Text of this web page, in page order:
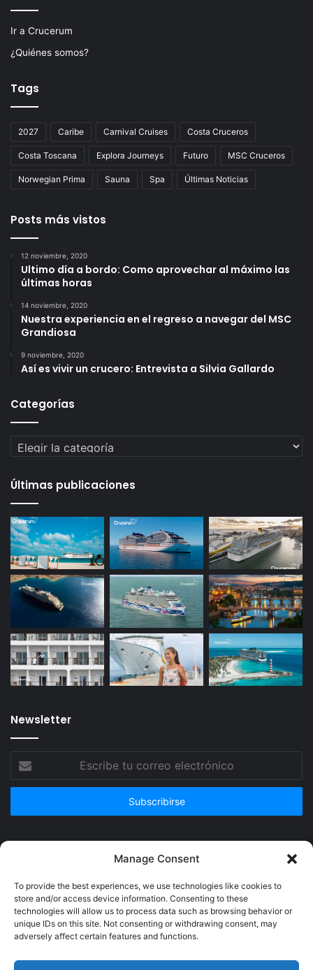
Manage Consent
To provide the best experiences, we use technologies like cookies to
store and/or access device information. Consenting to these
technologies will allow us to process data such as browsing behavior or
unique IDs on this site. Not consenting or withdrawing consent, may
adversely affect certain features and functions.
Ir a Crucerum
¿Quiénes somos?
Tags
2027 Caribe Carnival Cruises Costa Cruceros
Costa Toscana Explora Journeys Futuro MSC Cruceros
Norwegian Prima Sauna Spa Últimas Noticias
Posts más vistos
12 noviembre, 2020
Ultimo día a bordo: Como aprovechar al máximo las
últimas horas
14 noviembre, 2020
Nuestra experiencia en el regreso a navegar del MSC
Grandiosa
9 noviembre, 2020
Así es vivir un crucero: Entrevista a Silvia Gallardo
Categorías
Categorías
Últimas publicaciones
Newsletter
correo